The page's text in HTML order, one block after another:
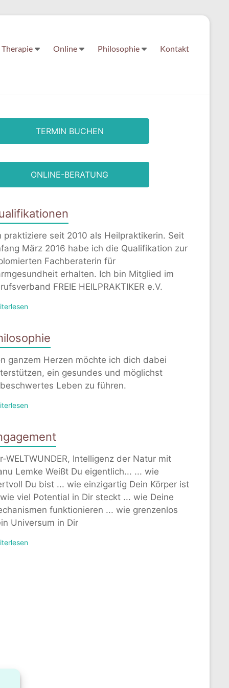
Therapie Online Philosophie Kontakt
TERMIN BUCHEN
ONLINE-BERATUNG
praktiziere seit 2010 als Heilpraktikerin. Seit
März 2016 habe ich die Qualifikation zur
Fachberaterin für
erhalten. Ich bin Mitglied im
FREIE HEILPRAKTIKER e.V.
ganzem Herzen möchte ich dich dabei
ein gesundes und möglichst
Leben zu führen.
WELTWUNDER, Intelligenz der Natur mit
Lemke Weißt Du eigentlich... ... wie
Du bist ... wie einzigartig Dein Körper ist
viel Potential in Dir steckt ... wie Deine
funktionieren ... wie grenzenlos
Universum in Dir